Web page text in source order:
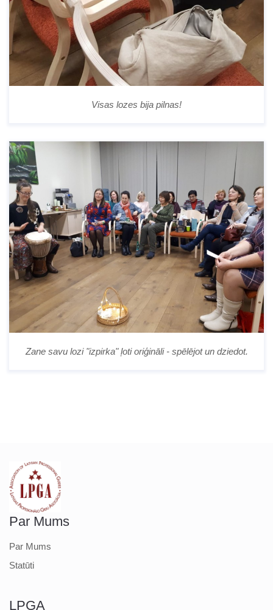
Visas lozes bija pilnas!
Zane savu lozi "izpirka" ļoti oriģināli - spēlējot un dziedot.
Par Mums
Par Mums
Statūti
LPGA